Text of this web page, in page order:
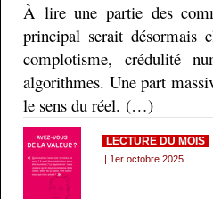
À lire une partie des
principal serait désormais
complotisme, crédulité
algorithmes. Une part
le sens du réel. (…)
LECTURE DU MOIS
| 1er octobre 2025